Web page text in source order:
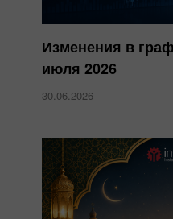
Изменения в
июля 2026
30.06.2026